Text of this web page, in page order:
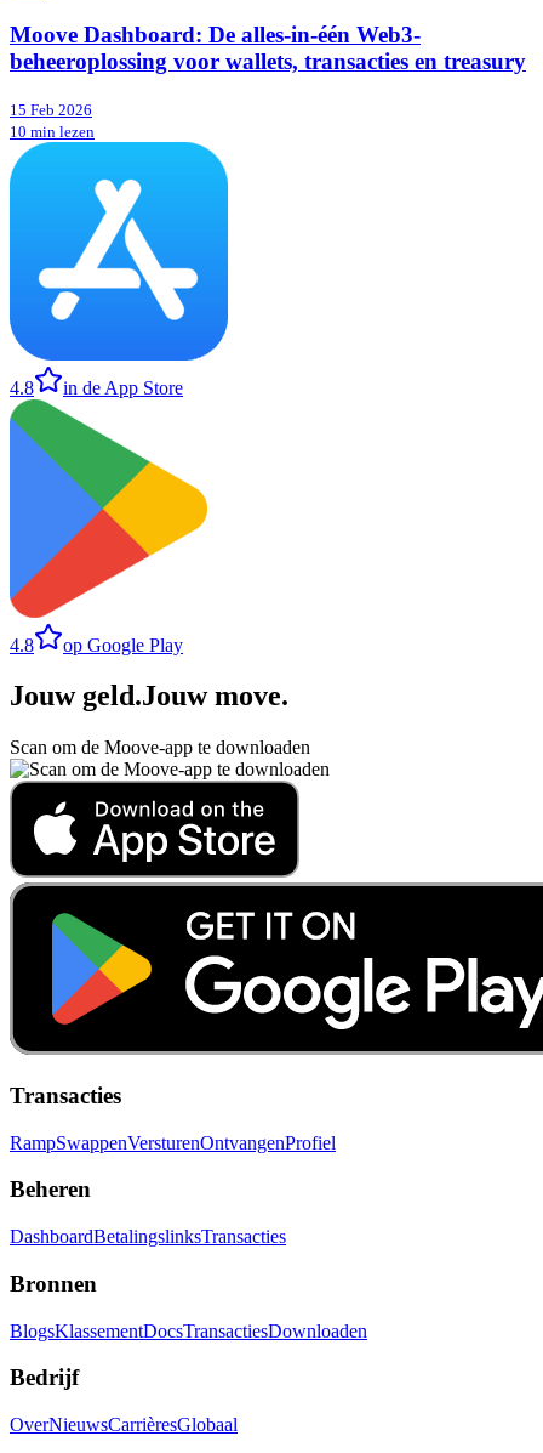
Moove Dashboard: De alles-in-één Web3-
beheeroplossing voor wallets, transacties en treasury
15 Feb 2026
10 min lezen
4.8 in de App Store
4.8 op Google Play
Jouw geld.Jouw move.
Scan om de Moove-app te downloaden
Transacties
RampSwappenVersturenOntvangenProfiel
Beheren
DashboardBetalingslinksTransacties
Bronnen
BlogsKlassementDocsTransactiesDownloaden
Bedrijf
OverNieuwsCarrièresGlobaal